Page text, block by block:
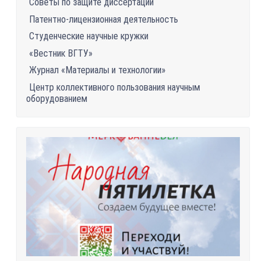
Патентно-лицензионная деятельность
Студенческие научные кружки
«Вестник ВГТУ»
Журнал «Материалы и технологии»
Центр коллективного пользования научным
оборудованием